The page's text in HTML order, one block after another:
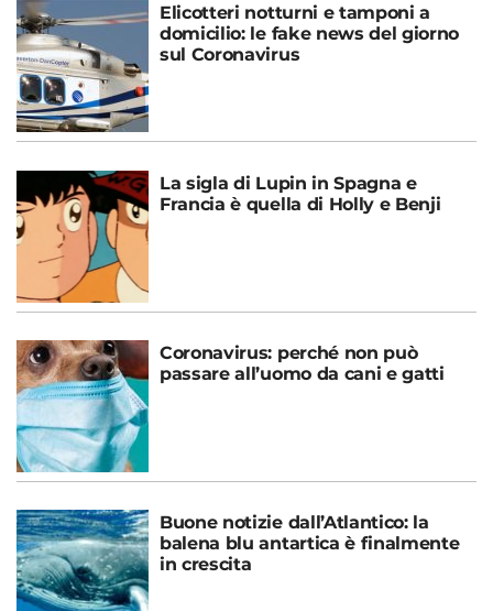
Elicotteri notturni e tamponi a
domicilio: le fake news del giorno
sul Coronavirus
La sigla di Lupin in Spagna e
Francia è quella di Holly e Benji
Coronavirus: perché non può
passare all’uomo da cani e gatti
Buone notizie dall’Atlantico: la
balena blu antartica è finalmente
in crescita